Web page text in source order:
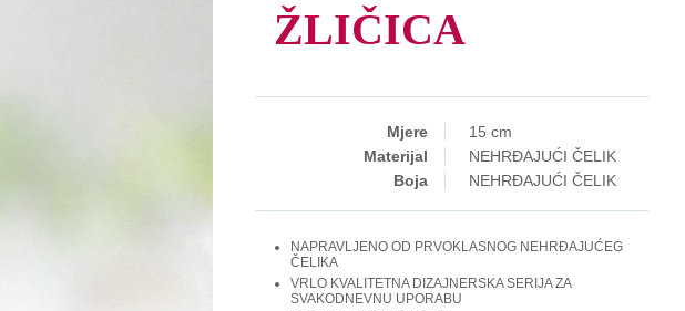
ŽLIČICA
Mjere
15 cm
Materijal
NEHRĐAJUĆI ČELIK
Boja
NEHRĐAJUĆI ČELIK
NAPRAVLJENO OD PRVOKLASNOG NEHRĐAJUĆEG
ČELIKA
VRLO KVALITETNA DIZAJNERSKA SERIJA ZA
SVAKODNEVNU UPORABU